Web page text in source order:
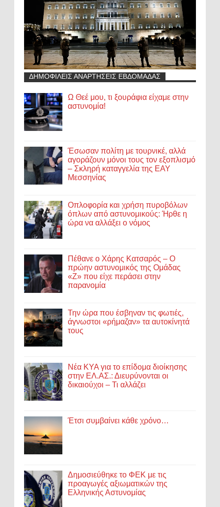
ΔΗΜΟΦΙΛΕΙΣ ΑΝΑΡΤΗΣΕΙΣ ΕΒΔΟΜΑΔΑΣ
Ω Θεέ μου, τι ξουράφια είχαμε στην
αστυνομία!
Έσωσαν πολίτη με τουρνικέ, αλλά
αγοράζουν μόνοι τους τον εξοπλισμό
– Σκληρή καταγγελία της ΕΑΥ
Μεσσηνίας
Οπλοφορία και χρήση πυροβόλων
όπλων από αστυνομικούς: Ήρθε η
ώρα να αλλάξει ο νόμος
Πέθανε ο Χάρης Κατσαρός – Ο
πρώην αστυνομικός της Ομάδας
«Ζ» που είχε περάσει στην
παρανομία
Την ώρα που έσβηναν τις φωτιές,
άγνωστοι «ρήμαζαν» τα αυτοκίνητά
τους
Νέα ΚΥΑ για το επίδομα διοίκησης
στην ΕΛ.ΑΣ.: Διευρύνονται οι
δικαιούχοι – Τι αλλάζει
Έτσι συμβαίνει κάθε χρόνο…
Δημοσιεύθηκε το ΦΕΚ με τις
προαγωγές αξιωματικών της
Ελληνικής Αστυνομίας